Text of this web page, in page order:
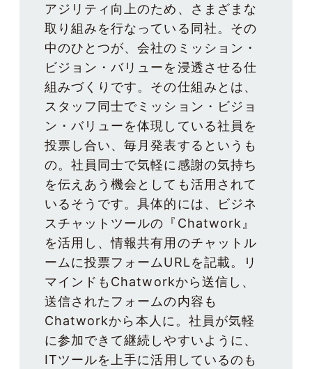
アジリティ向上のため、さまざまな
取り組みを行なっている同社。その
中のひとつが、会社のミッション・
ビジョン・バリューを浸透させる仕
組みづくりです。その仕組みとは、
スタッフ同士でミッション・ビジョ
ン・バリューを体現している社員を
投票し合い、毎月発表するというも
の。社員同士で気軽に感謝の気持ち
を伝えあう機会としても活用されて
いるそうです。具体的には、ビジネ
スチャットツールの『Chatwork』
を活用し、情報共有用のチャットル
ームに投票フォームURLを記載。リ
マインドもChatworkから送信し、
送信されたフォームの内容も
Chatworkから本人に。社員が気軽
に参加できて継続しやすいように、
ITツールを上手に活用しているのも